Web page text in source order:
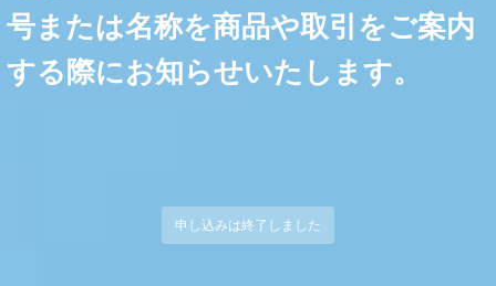
号または名称を商品や取引をご案内
する際にお知らせいたします。
申し込みは終了しました